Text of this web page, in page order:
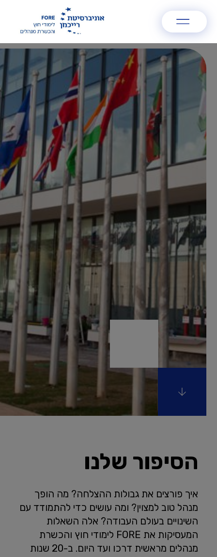
הסיפור שלנו
איך פורצים את גבולות ההצלחה? מה הופך
מנהל טוב למצוין? ומה עושים כדי להתמודד עם
השינויים בעולם העבודה? אלה השאלות
המעסיקות את FORE לימודי חוץ והכשרת
מנהלים מראשית דרכו ועד היום. ב-20 שנות